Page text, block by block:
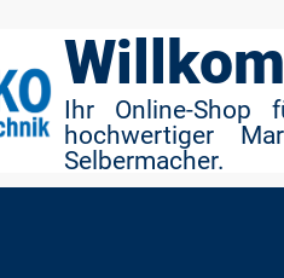
Ihr Online-Shop
hochwertiger
Selbermacher.